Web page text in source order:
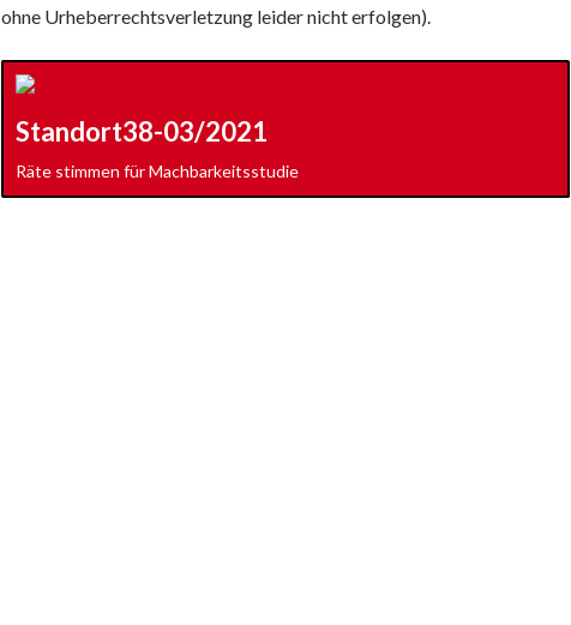
ohne Urheberrechtsverletzung leider nicht erfolgen).
Standort38-03/2021
Räte stimmen für Machbarkeitsstudie